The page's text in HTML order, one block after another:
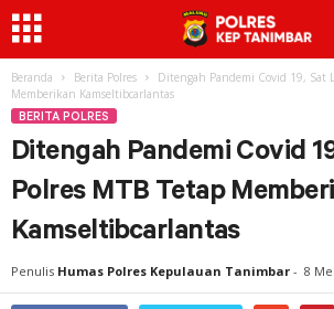
Beranda Berita Polres
Ditengah Pandemi Covid 19, Sat
Memberikan Kamseltibcarlantas
BERITA POLRES
Ditengah Pandemi Covid
Polres MTB Tetap
Kamseltibcarlantas
Penulis Humas Polres Kepulauan Tanimbar - 8